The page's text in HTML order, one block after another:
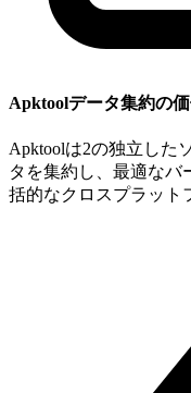
Apktoolデータ集約の
Apktoolは2の独立した
タを集約し、最適なバ
括的なクロスプラット